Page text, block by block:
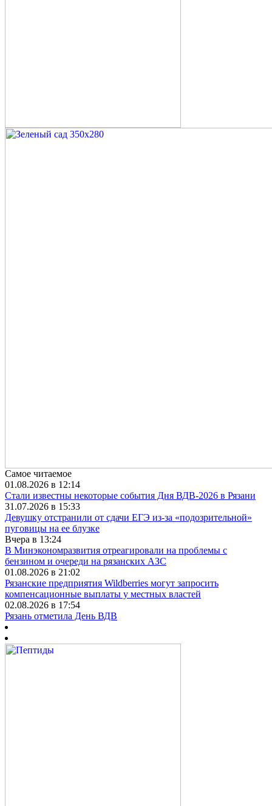
Самое читаемое
01.08.2026 в 12:14
Стали известны некоторые события Дня ВДВ-2026 в Рязани
31.07.2026 в 15:33
Девушку отстранили от сдачи ЕГЭ из-за «подозрительной»
пуговицы на ее блузке
Вчера в 13:24
В Минэкономразвития отреагировали на проблемы с
бензином и очереди на рязанских АЗС
01.08.2026 в 21:02
Рязанские предприятия Wildberries могут запросить
компенсационные выплаты у местных властей
02.08.2026 в 17:54
Рязань отметила День ВДВ